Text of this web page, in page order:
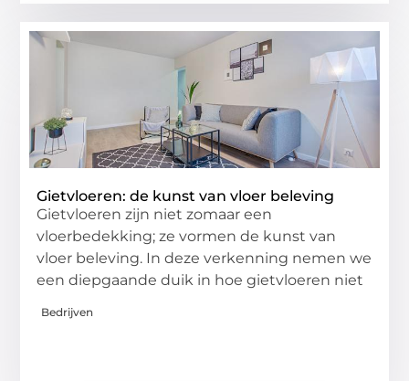
Gietvloeren: de kunst van vloer beleving
Gietvloeren zijn niet zomaar een
vloerbedekking; ze vormen de kunst van
vloer beleving. In deze verkenning nemen we
een diepgaande duik in hoe gietvloeren niet
Bedrijven